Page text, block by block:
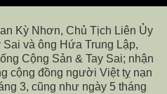
Kỳ Nhơn, Chủ Tịch Liên Ủy
và ông Hứa Trung Lập,
Cộng Sản & Tay Sai; nhận
cộng đồng người Việt tỵ nạn
3, cũng như ngày 5 tháng